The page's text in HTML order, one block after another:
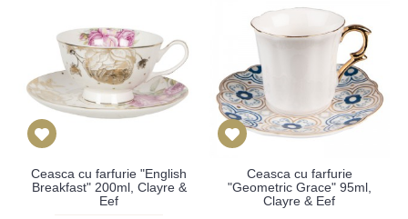
Ceasca cu farfurie "English
Breakfast" 200ml, Clayre &
Eef
Ceasca cu farfurie
"Geometric Grace" 95ml,
Clayre & Eef